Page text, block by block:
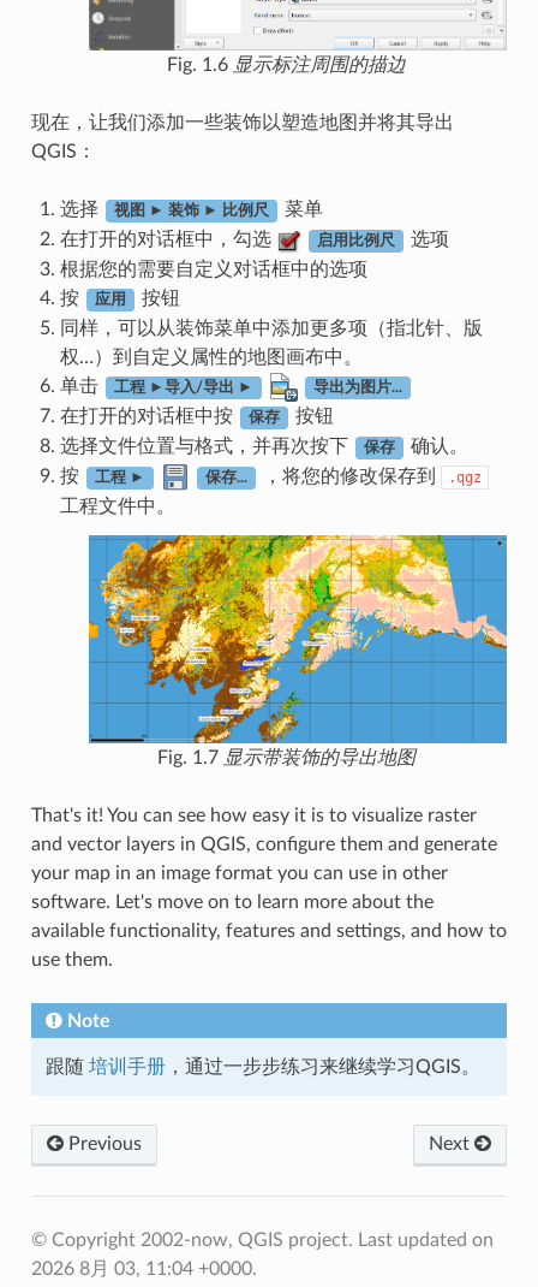
Fig. 1.6 显示标注周围的描边
现在，让我们添加一些装饰以塑造地图并将其导出
QGIS：
选择 视图 ► 装饰 ► 比例尺
菜单
在打开的对话框中，勾选
启用比例尺
选项
根据您的需要自定义对话框中的选项
按
应用
按钮
同样，可以从装饰菜单中添加更多项（指北针、版
权…）到自定义属性的地图画布中。
单击
工程 ►导入/导出 ► 导出为图片...
在打开的对话框中按 保存
按钮
选择文件位置与格式，并再次按下
保存
确认。
按
工程 ► 保存... ，将您的修改保存到 .qgz
工程文件中。
Fig. 1.7 显示带装饰的导出地图
That's it! You can see how easy it is to visualize raster
and vector layers in QGIS, configure them and generate
your map in an image format you can use in other
software. Let's move on to learn more about the
available functionality, features and settings, and how to
use them.
Note
跟随 培训手册，通过一步步练习来继续学习QGIS。
Previous Next
© Copyright 2002-now, QGIS project. Last updated on
2026 8月 03, 11:04 +0000.